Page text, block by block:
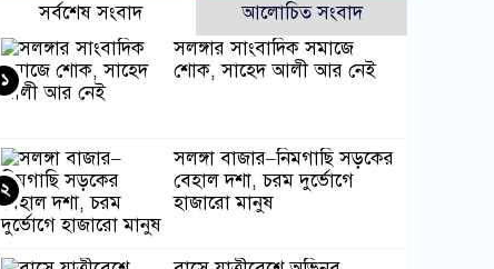
সর্বশেষ সংবাদ
আলোচিত সংবাদ
সলঙ্গার সাংবাদিক সমাজে
শোক, সাহেদ আলী আর নেই
১
সলঙ্গা বাজার–নিমগাছি সড়কের
বেহাল দশা, চরম দুর্ভোগে
হাজারো মানুষ
২